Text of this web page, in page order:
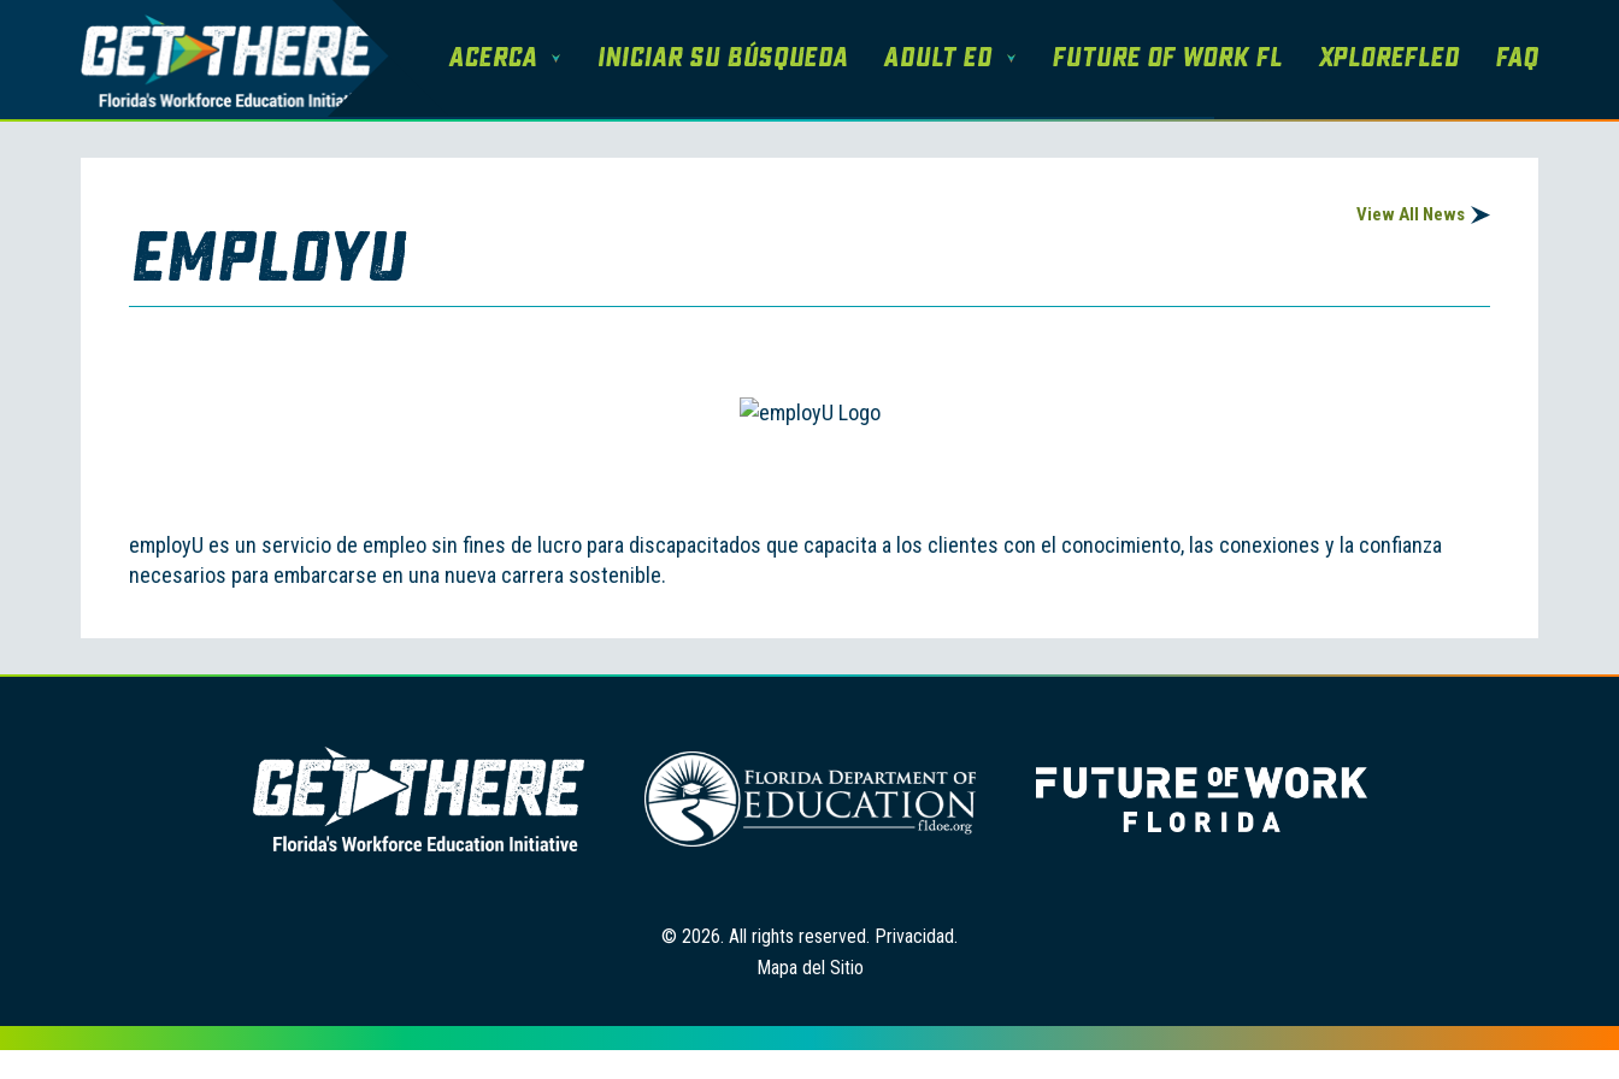
Acerca Iniciar su Búsqueda Adult Ed Future of Work FL XploreFLEd FAQ
View All News
employU
employU es un servicio de empleo sin fines de lucro para discapacitados que capacita a los clientes con el conocimiento, las conexiones y la confianza
necesarios para embarcarse en una nueva carrera sostenible.
© 2026. All rights reserved. Privacidad.
Mapa del Sitio